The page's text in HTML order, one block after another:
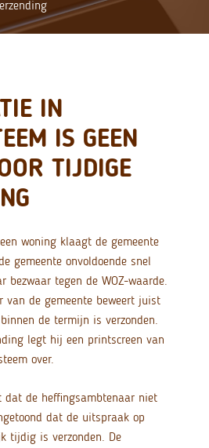
IN
IS GEEN
TIJDIGE
woning klaagt de gemeente
gemeente onvoldoende snel
bezwaar tegen de WOZ-waarde.
van de gemeente beweert juist
de termijn is verzonden.
legt hij een printscreen van
over.
dat de heffingsambtenaar niet
dat de uitspraak op
tijdig is verzonden. De